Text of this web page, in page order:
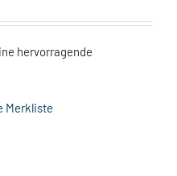
hervorragende
Merkliste